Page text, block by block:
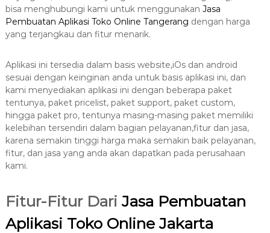
bisa menghubungi kami untuk menggunakan Jasa
Pembuatan Aplikasi Toko Online Tangerang dengan harga
yang terjangkau dan fitur menarik.
Aplikasi ini tersedia dalam basis website,iOs dan android
sesuai dengan keinginan anda untuk basis aplikasi ini, dan
kami menyediakan aplikasi ini dengan beberapa paket
tentunya, paket pricelist, paket support, paket custom,
hingga paket pro, tentunya masing-masing paket memiliki
kelebihan tersendiri dalam bagian pelayanan,fitur dan jasa,
karena semakin tinggi harga maka semakin baik pelayanan,
fitur, dan jasa yang anda akan dapatkan pada perusahaan
kami.
Fitur-Fitur Dari Jasa Pembuatan
Aplikasi Toko Online Jakarta